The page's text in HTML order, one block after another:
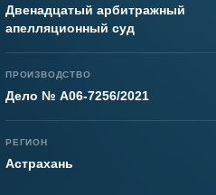
Двенадцатый арбитражный
апелляционный суд
ПРОИЗВОДСТВО
Дело № А06-7256/2021
РЕГИОН
Астрахань